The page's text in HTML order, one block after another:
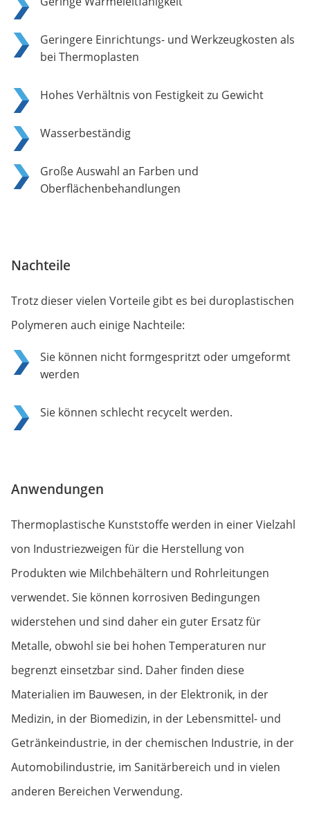
Geringere Einrichtungs- und Werkzeugkosten als
bei Thermoplasten
Hohes Verhältnis von Festigkeit zu Gewicht
Wasserbeständig
Große Auswahl an Farben und
Oberflächenbehandlungen
Nachteile
Trotz dieser vielen Vorteile gibt es bei duroplastischen
Polymeren auch einige Nachteile:
Sie können nicht formgespritzt oder umgeformt
werden
Sie können schlecht recycelt werden.
Anwendungen
Thermoplastische Kunststoffe werden in einer Vielzahl
von Industriezweigen für die Herstellung von
Produkten wie Milchbehältern und Rohrleitungen
verwendet. Sie können korrosiven Bedingungen
widerstehen und sind daher ein guter Ersatz für
Metalle, obwohl sie bei hohen Temperaturen nur
begrenzt einsetzbar sind. Daher finden diese
Materialien im Bauwesen, in der Elektronik, in der
Medizin, in der Biomedizin, in der Lebensmittel- und
Getränkeindustrie, in der chemischen Industrie, in der
Automobilindustrie, im Sanitärbereich und in vielen
anderen Bereichen Verwendung.